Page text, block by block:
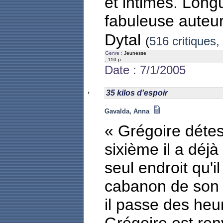
fabuleuse
Dytal (516
Genre : Jeunesse
, 110 p.
Date : 7/1/2005
35 kilos d'espoir
Gavalda, Anna
« Grégoire
sixième il a
seul endroit
cabanon de
il passe des